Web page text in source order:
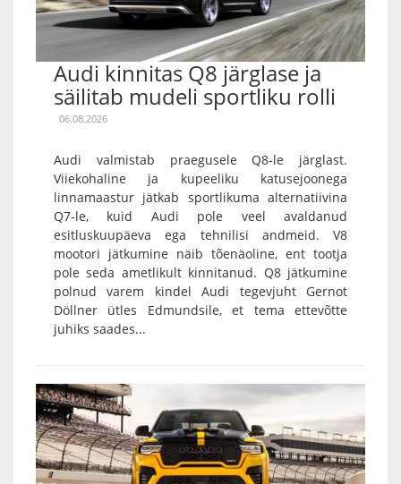
Audi kinnitas Q8 järglase ja
säilitab mudeli sportliku rolli
06.08.2026
Audi valmistab praegusele Q8-le järglast.
Viiekohaline ja kupeeliku katusejoonega
linnamaastur jätkab sportlikuma alternatiivina
Q7-le, kuid Audi pole veel avaldanud
esitluskuupäeva ega tehnilisi andmeid. V8
mootori jätkumine näib tõenäoline, ent tootja
pole seda ametlikult kinnitanud. Q8 jätkumine
polnud varem kindel Audi tegevjuht Gernot
Döllner ütles Edmundsile, et tema ettevõtte
juhiks saades...